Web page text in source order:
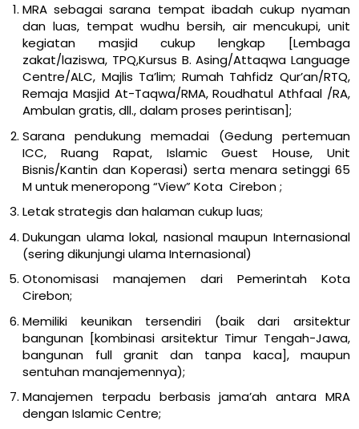
MRA sebagai sarana tempat ibadah cukup nyaman
dan luas, tempat wudhu bersih, air mencukupi, unit
kegiatan masjid cukup lengkap [Lembaga
zakat/laziswa, TPQ,Kursus B. Asing/Attaqwa Language
Centre/ALC, Majlis Ta’lim; Rumah Tahfidz Qur’an/RTQ,
Remaja Masjid At-Taqwa/RMA, Roudhatul Athfaal /RA,
Ambulan gratis, dll., dalam proses perintisan];
Sarana pendukung memadai (Gedung pertemuan
ICC, Ruang Rapat, Islamic Guest House, Unit
Bisnis/Kantin dan Koperasi) serta menara setinggi 65
M untuk meneropong “View” Kota Cirebon ;
Letak strategis dan halaman cukup luas;
Dukungan ulama lokal, nasional maupun Internasional
(sering dikunjungi ulama Internasional)
Otonomisasi manajemen dari Pemerintah Kota
Cirebon;
Memiliki keunikan tersendiri (baik dari arsitektur
bangunan [kombinasi arsitektur Timur Tengah-Jawa,
bangunan full granit dan tanpa kaca], maupun
sentuhan manajemennya);
Manajemen terpadu berbasis jama’ah antara MRA
dengan Islamic Centre;